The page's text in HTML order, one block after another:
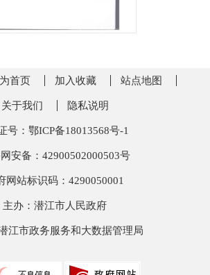
首页 加入收藏 站点地图
关于我们 隐私说明
号：鄂ICP备18013568号-1
安备：42900502000503号
网站标识码：4290050001
主办：潜江市人民政府
江市政务服务和大数据管理局